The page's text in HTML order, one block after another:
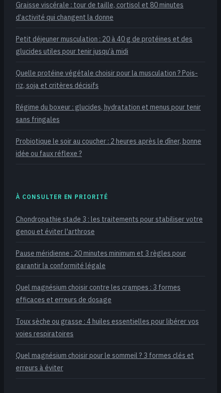
Graisse viscérale : tour de taille, cortisol et 80 minutes
d’activité qui changent la donne
Petit déjeuner musculation : 20 à 40 g de protéines et des
glucides utiles pour tenir jusqu’à midi
Quelle protéine végétale choisir pour la musculation ? Pois-
riz, soja et critères décisifs
Régime du boxeur : glucides, hydratation et menus pour tenir
sans fringales
Probiotique le soir au coucher : 2 heures après le dîner, bonne
idée ou faux réflexe ?
À CONSULTER EN PRIORITÉ
Chondropathie stade 3 : les traitements pour stabiliser votre
genou et éviter l'arthrose
Pause méridienne : 20 minutes minimum et 3 règles pour
garantir la conformité légale
Quel magnésium choisir contre les crampes : 3 formes
efficaces et erreurs de dosage
Toux sèche ou grasse : 4 huiles essentielles pour libérer vos
voies respiratoires
Quel magnésium choisir pour le sommeil ? 3 formes clés et
erreurs à éviter